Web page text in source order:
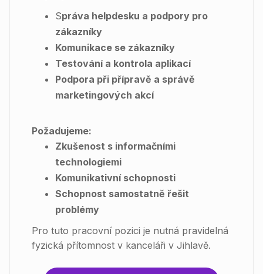
Správa helpdesku a podpory pro
zákazníky
Komunikace se zákazníky
Testování a kontrola aplikací
Podpora při přípravě a správě
marketingových akcí
Požadujeme:
Zkušenost s informačními
technologiemi
Komunikativní schopnosti
Schopnost samostatně řešit
problémy
Pro tuto pracovní pozici je nutná pravidelná
fyzická přítomnost v kanceláři v Jihlavě.